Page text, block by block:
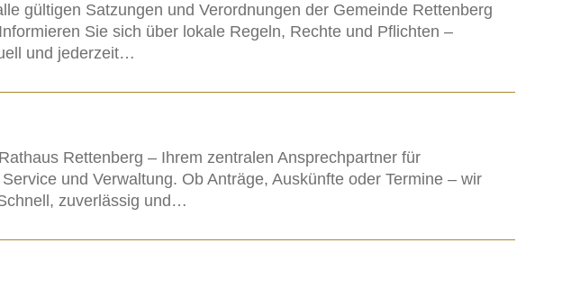
gültigen Satzungen und Verordnungen der Gemeinde Rettenberg
Sie sich über lokale Regeln, Rechte und Pflichten –
und jederzeit…
Rettenberg – Ihrem zentralen Ansprechpartner für
und Verwaltung. Ob Anträge, Auskünfte oder Termine – wir
zuverlässig und…